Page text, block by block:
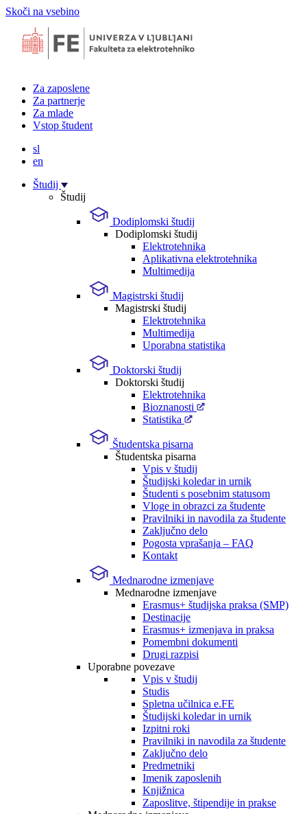
Skoči na vsebino
Za zaposlene
Za partnerje
Za mlade
Vstop študent
sl
en
Študij
Študij
Dodiplomski študij
Dodiplomski študij
Elektrotehnika
Aplikativna elektrotehnika
Multimedija
Magistrski študij
Magistrski študij
Elektrotehnika
Multimedija
Uporabna statistika
Doktorski študij
Doktorski študij
Elektrotehnika
Bioznanosti
Statistika
Študentska pisarna
Študentska pisarna
Vpis v študij
Študijski koledar in urnik
Študenti s posebnim statusom
Vloge in obrazci za študente
Pravilniki in navodila za študente
Zaključno delo
Pogosta vprašanja – FAQ
Kontakt
Mednarodne izmenjave
Mednarodne izmenjave
Erasmus+ študijska praksa (SMP)
Destinacije
Erasmus+ izmenjava in praksa
Pomembni dokumenti
Drugi razpisi
Uporabne povezave
Vpis v študij
Studis
Spletna učilnica e.FE
Študijski koledar in urnik
Izpitni roki
Pravilniki in navodila za študente
Zaključno delo
Predmetniki
Imenik zaposlenih
Knjižnica
Zaposlitve, štipendije in prakse